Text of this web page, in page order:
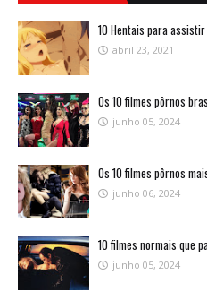
10 Hentais para
abril 23, 2021
Os 10 filmes pôrnos
junho 05, 2024
Os 10 filmes pôrnos
junho 06, 2024
10 filmes normais que
junho 05, 2024